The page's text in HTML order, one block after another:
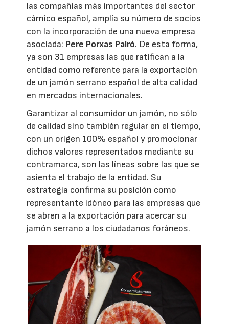
las compañías más importantes del sector
cárnico español, amplía su número de socios
con la incorporación de una nueva empresa
asociada: Pere Porxas Pairó. De esta forma,
ya son 31 empresas las que ratifican a la
entidad como referente para la exportación
de un jamón serrano español de alta calidad
en mercados internacionales.
Garantizar al consumidor un jamón, no sólo
de calidad sino también regular en el tiempo,
con un origen 100% español y promocionar
dichos valores representados mediante su
contramarca, son las líneas sobre las que se
asienta el trabajo de la entidad. Su
estrategia confirma su posición como
representante idóneo para las empresas que
se abren a la exportación para acercar su
jamón serrano a los ciudadanos foráneos.